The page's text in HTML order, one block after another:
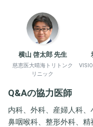
横山 啓太郎 先生
慈恵医大晴海トリトンク
リニック
Q&Aの協力医師
内科、外科、産婦人科
鼻咽喉科、整形外科、